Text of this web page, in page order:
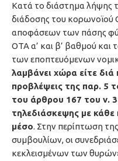
Κατά το διάστημα λήψης
διάδοσης του κορωνοϊού
αποφάσεων των πάσης
ΟΤΑ α’ και β’ βαθμού και
των εποπτευόμενων
λαμβάνει χώρα είτε
προβλέψεις της παρ. 5
του άρθρου 167 του ν.
τηλεδιάσκεψης με
μέσο. Στην περίπτωση
συμβουλίων, οι
κεκλεισμένων των